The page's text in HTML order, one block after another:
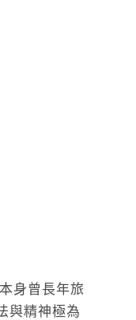
身曾長年旅
與精神極為